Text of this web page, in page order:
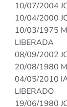
10/07/2004
10/04/2000
10/03/1975
LIBERADA
08/09/2002
20/08/1980
04/05/2010
LIBERADO
19/06/1980